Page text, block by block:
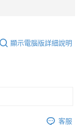
顯示電腦版詳細說明
客服